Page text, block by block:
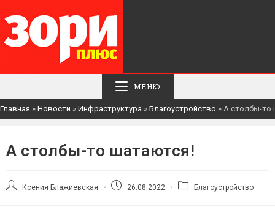
МЕНЮ
Главная » Новости » Инфраструктура » Благоустройство » А столбы-то
А столбы-то шатаются!
АвторКсения Блажиевская
Запись26.08.2022
РубрикаБлагоустройство